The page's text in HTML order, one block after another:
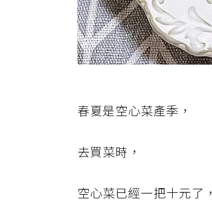
春夏是空心菜產季，
去買菜時，
空心菜已經一把十元了，